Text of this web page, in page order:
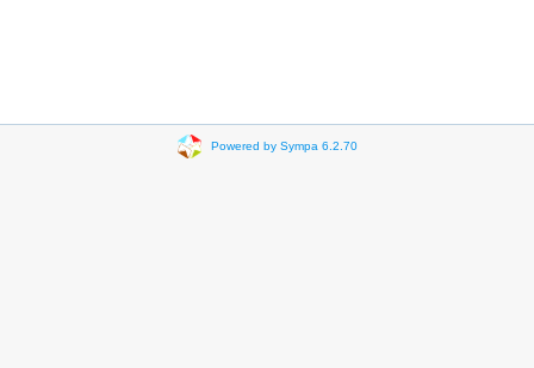
Powered by Sympa 6.2.70